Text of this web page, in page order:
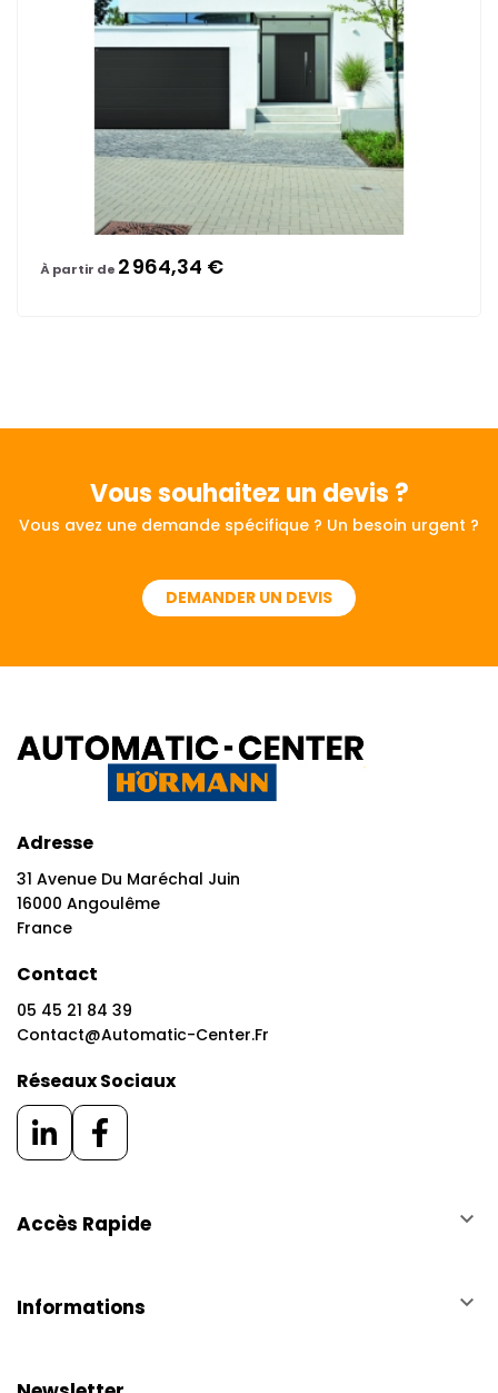
À partir de 2 964,34 €
Vous souhaitez un devis ?
Vous avez une demande spécifique ? Un besoin urgent ?
DEMANDER UN DEVIS
Adresse
31 Avenue Du Maréchal Juin
16000 Angoulême
France
Contact
05 45 21 84 39
Contact@automatic-Center.fr
Réseaux Sociaux
Accès Rapide keyboard_arrow_down
Informations keyboard_arrow_down